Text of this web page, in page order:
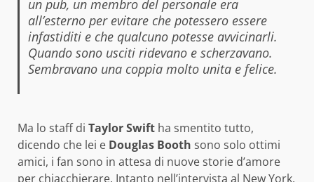
un pub, un membro del personale era
all’esterno per evitare che potessero essere
infastiditi e che qualcuno potesse avvicinarli.
Quando sono usciti ridevano e scherzavano.
Sembravano una coppia molto unita e felice.
Ma lo staff di Taylor Swift ha smentito tutto,
dicendo che lei e Douglas Booth sono solo ottimi
amici, i fan sono in attesa di nuove storie d’amore
per chiacchierare. Intanto nell’intervista al New York,